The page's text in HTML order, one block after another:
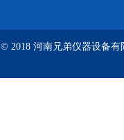
© 2018 河南兄弟仪器设备有